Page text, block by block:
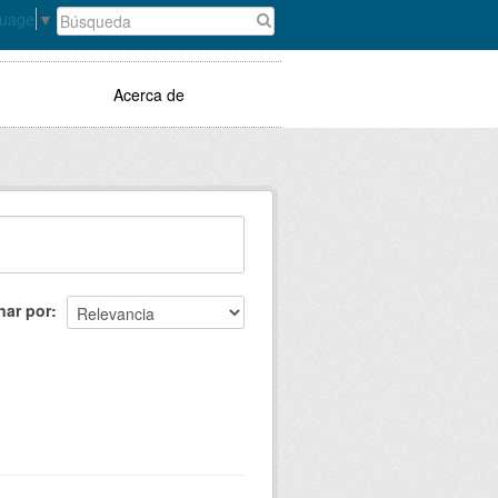
▼
Acerca de
por